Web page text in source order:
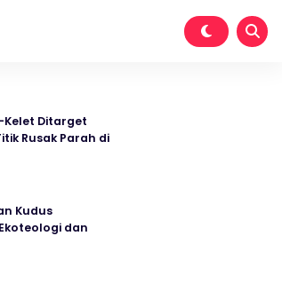
Kelet Ditarget
Rusak Parah di
Kudus
dan